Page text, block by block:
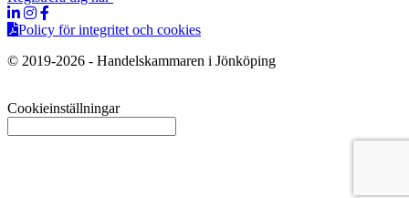
Policy för integritet och cookies
© 2019-2026 - Handelskammaren i Jönköping
Cookieinställningar